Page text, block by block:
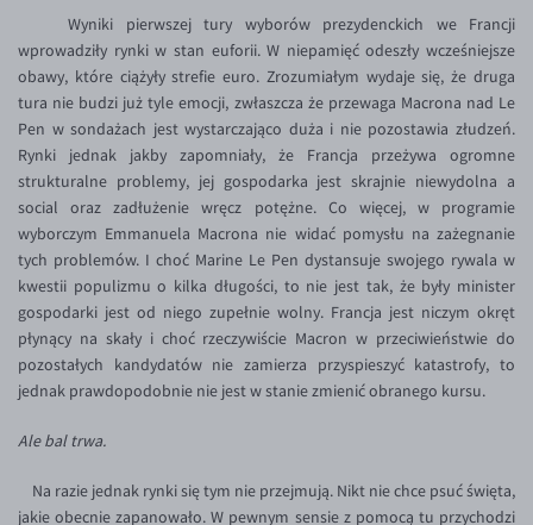
Inne pary walutowe
AUD/PLN
BGN/PLN
CAD/PLN
CNY/PLN
HKD/PLN
HUF/PLN
ILS/PLN
JPY/PLN
NZD/PLN
SGD/PLN
TRY/PLN
Aplikacja mobilna
Bezpieczeństwo
Pomoc
Pomoc
FAQ
Konto i opłaty
Wymiana walut
Banki i przelewy
Przelewy zagraniczne
Słowniczek
Poradnik
KONTAKT
Kontakt
Dla mediów
PL
Wyniki pierwszej tury wyborów prezydenckich we Francji
wprowadziły rynki w stan euforii. W niepamięć odeszły wcześniejsze
obawy, które ciążyły strefie euro. Zrozumiałym wydaje się, że druga
tura nie budzi już tyle emocji, zwłaszcza że przewaga Macrona nad Le
Pen w sondażach jest wystarczająco duża i nie pozostawia złudzeń.
Rynki jednak jakby zapomniały, że Francja przeżywa ogromne
strukturalne problemy, jej gospodarka jest skrajnie niewydolna a
social oraz zadłużenie wręcz potężne. Co więcej, w programie
wyborczym Emmanuela Macrona nie widać pomysłu na zażegnanie
tych problemów. I choć Marine Le Pen dystansuje swojego rywala w
kwestii populizmu o kilka długości, to nie jest tak, że były minister
gospodarki jest od niego zupełnie wolny. Francja jest niczym okręt
płynący na skały i choć rzeczywiście Macron w przeciwieństwie do
pozostałych kandydatów nie zamierza przyspieszyć katastrofy, to
jednak prawdopodobnie nie jest w stanie zmienić obranego kursu.
Ale bal trwa.
Na razie jednak rynki się tym nie przejmują. Nikt nie chce psuć święta,
jakie obecnie zapanowało. W pewnym sensie z pomocą tu przychodzi